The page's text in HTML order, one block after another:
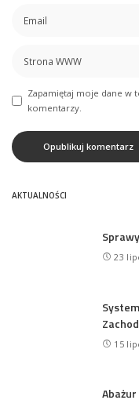
Zapamiętaj moje dane w
komentarzy.
AKTUALNOŚCI
23
15